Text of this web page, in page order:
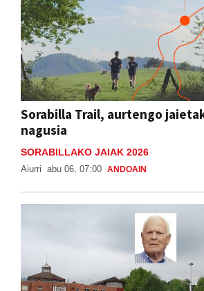
Sorabilla Trail, aurtengo
nagusia
SORABILLAKO JAIAK 2026
Aiurri abu 06, 07:00 ANDOAIN